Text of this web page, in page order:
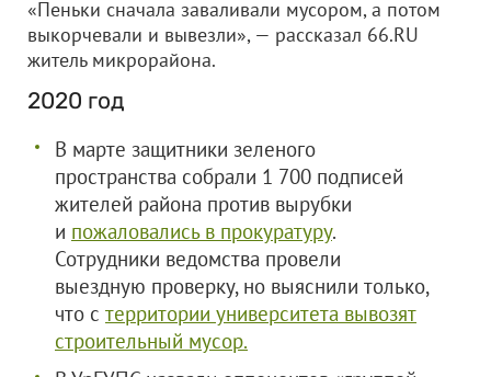
«Пеньки сначала заваливали мусором, а потом
выкорчевали и вывезли», — рассказал 66.RU
житель микрорайона.
2020 год
В марте защитники зеленого
пространства собрали 1 700 подписей
жителей района против вырубки
и пожаловались в прокуратуру.
Сотрудники ведомства провели
выездную проверку, но выяснили только,
что с территории университета вывозят
строительный мусор.